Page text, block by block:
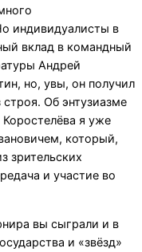
индивидуалисты в
вклад в командный
Андрей
но, увы, он получил
Об энтузиазме
я уже
который,
зрительских
и участие во
вы сыграли и в
и «звёзд»